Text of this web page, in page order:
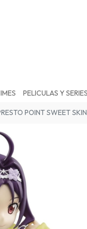
PELICULAS Y SERIES
POINT SWEET